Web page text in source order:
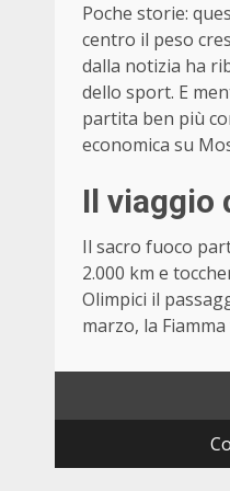
Poche storie:
centro il peso
dalla notizia ha
dello sport. E
partita ben più
economica su
Il viaggio
Il sacro fuoco
2.000 km e
Olimpici il
marzo, la